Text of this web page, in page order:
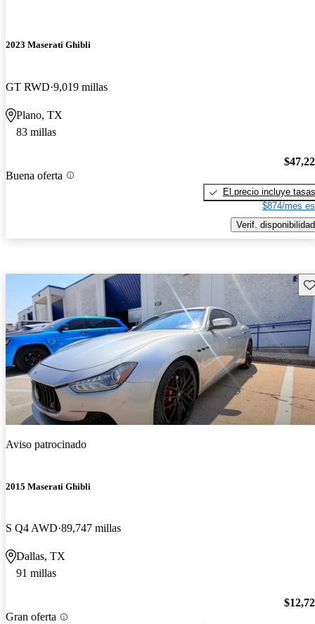
2023 Maserati Ghibli
GT RWD 9,019 millas
Plano, TX
83 millas
Buena oferta
El precio incluye tasas
$874/mes
Verif. disponibilidad
Aviso patrocinado
2015 Maserati Ghibli
S Q4 AWD 89,747 millas
Dallas, TX
91 millas
Gran oferta